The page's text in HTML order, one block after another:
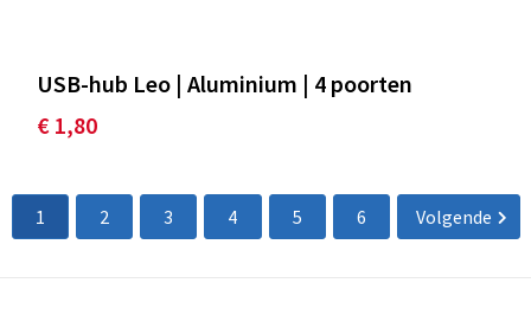
USB-hub Leo | Aluminium | 4 poorten
€ 1,80
1 2 3 4 5 6 Volgende